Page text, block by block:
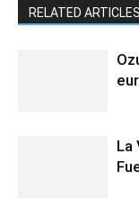
RELATED ARTICLES
La